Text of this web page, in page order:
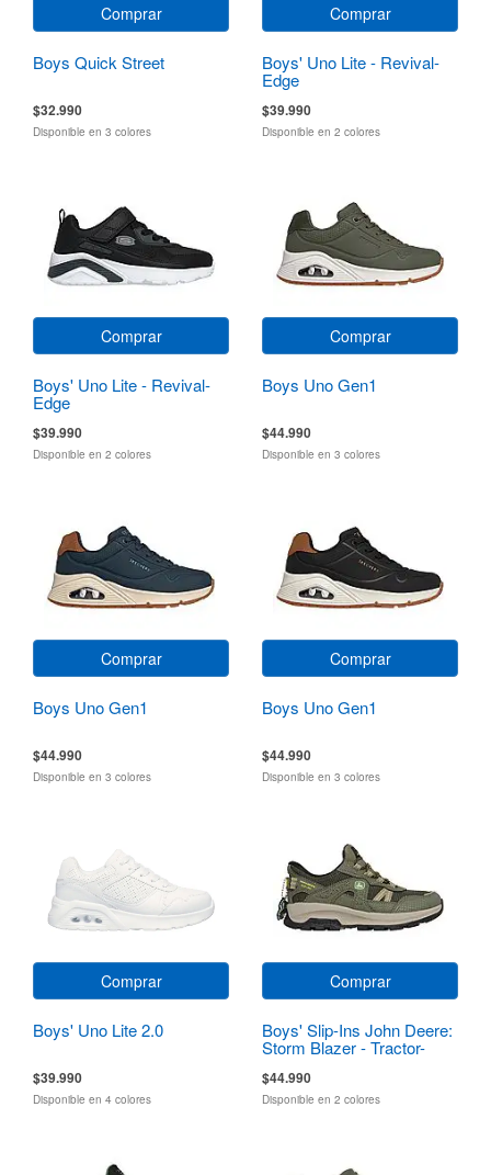
Comprar
Boys Quick Street
$32.990
Disponible en 3 colores
Comprar
Boys' Uno Lite - Revival-
Edge
$39.990
Disponible en 2 colores
Comprar
Boys' Uno Lite - Revival-
Edge
$39.990
Disponible en 2 colores
Comprar
Boys Uno Gen1
$44.990
Disponible en 3 colores
Comprar
Boys Uno Gen1
$44.990
Disponible en 3 colores
Comprar
Boys Uno Gen1
$44.990
Disponible en 3 colores
Comprar
Boys' Uno Lite 2.0
$39.990
Disponible en 4 colores
Comprar
Boys' Slip-Ins John Deere:
Storm Blazer - Tractor-
$44.990
Disponible en 2 colores